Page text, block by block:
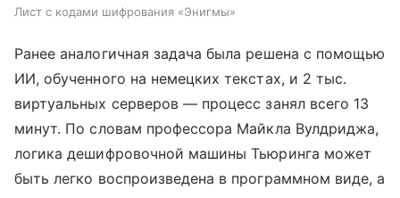
Лист с кодами шифрования «Энигмы»
Ранее аналогичная задача была решена с помощью
ИИ, обученного на немецких текстах, и 2 тыс.
виртуальных серверов — процесс занял всего 13
минут. По словам профессора Майкла Вулдриджа,
логика дешифровочной машины Тьюринга может
быть легко воспроизведена в программном виде, а